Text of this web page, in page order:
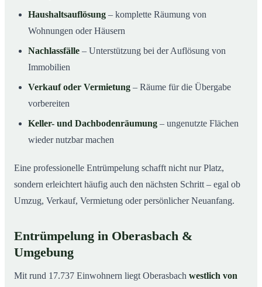
Haushaltsauflösung – komplette Räumung von
Wohnungen oder Häusern
Nachlassfälle – Unterstützung bei der Auflösung von
Immobilien
Verkauf oder Vermietung – Räume für die Übergabe
vorbereiten
Keller- und Dachbodenräumung – ungenutzte Flächen
wieder nutzbar machen
Eine professionelle Entrümpelung schafft nicht nur Platz,
sondern erleichtert häufig auch den nächsten Schritt – egal ob
Umzug, Verkauf, Vermietung oder persönlicher Neuanfang.
Entrümpelung in Oberasbach &
Umgebung
Mit rund 17.737 Einwohnern liegt Oberasbach westlich von